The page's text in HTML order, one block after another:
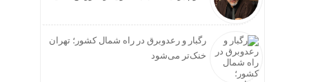
رگبار و رعدوبرق در راه شمال کشور؛ تهران
خنک‌تر می‌شود